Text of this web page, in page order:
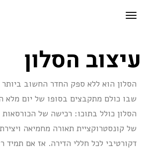
תפריט
עיצוב הסלון
הסלון הוא ללא ספק החדר החשוב
שבו כולם מתקבצים בסופו של יום מלא
הסלון כולל בתוכו: רכישה של הכורסאות
של קונסטרוקציית תאורה מחמיאה
דקורטיבי לכל חללי הדירה. אז אם תמיד